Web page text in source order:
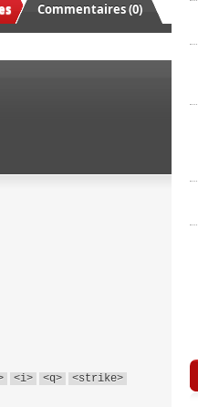
Commentaires (0)
<i> <q>
<strike>